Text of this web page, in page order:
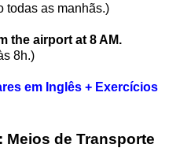
todas as manhãs.)
the airport at 8 AM.
8h.)
em Inglês + Exercícios
de Transporte